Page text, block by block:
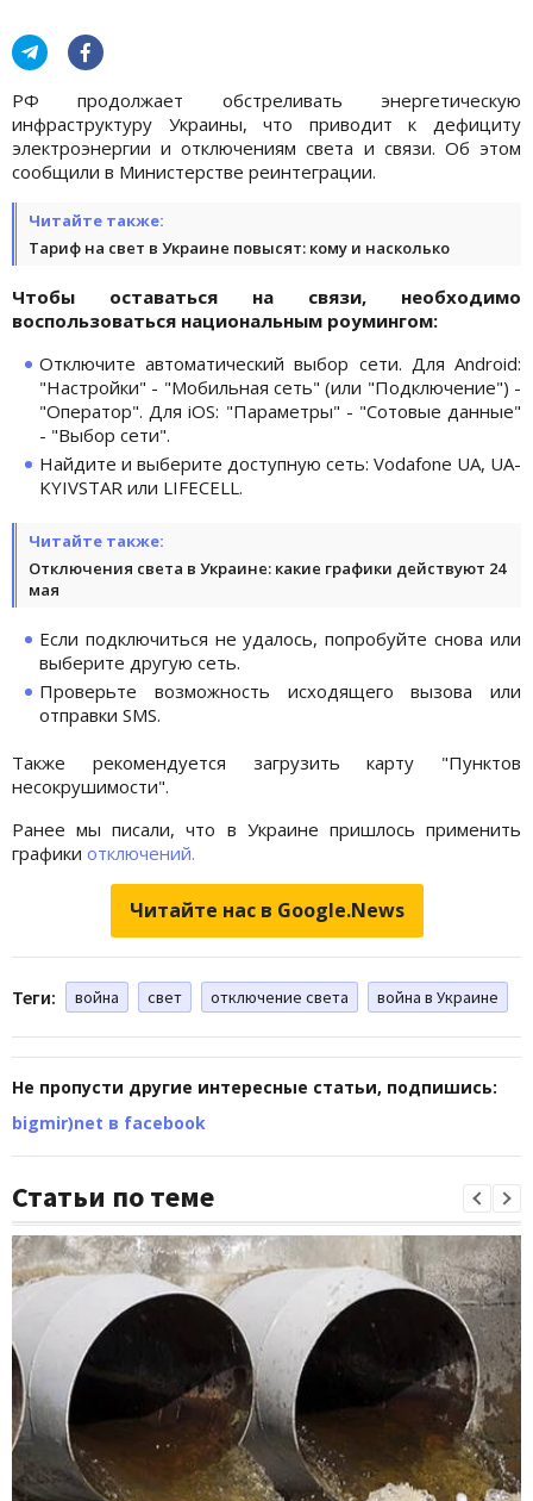
РФ продолжает обстреливать энергетическую
инфраструктуру Украины, что приводит к дефициту
электроэнергии и отключениям света и связи. Об этом
сообщили в Министерстве реинтеграции.
Читайте также:
Тариф на свет в Украине повысят: кому и насколько
Чтобы оставаться на связи, необходимо
воспользоваться национальным роумингом:
Отключите автоматический выбор сети. Для Android:
"Настройки" - "Мобильная сеть" (или "Подключение") -
"Оператор". Для iOS: "Параметры" - "Сотовые данные"
- "Выбор сети".
Найдите и выберите доступную сеть: Vodafone UA, UA-
KYIVSTAR или LIFECELL.
Читайте также:
Отключения света в Украине: какие графики действуют 24
мая
Если подключиться не удалось, попробуйте снова или
выберите другую сеть.
Проверьте возможность исходящего вызова или
отправки SMS.
Также рекомендуется загрузить карту "Пунктов
несокрушимости".
Ранее мы писали, что в Украине пришлось применить
графики отключений.
Читайте нас в Google.News
Теги: война свет отключение света война в Украине
Не пропусти другие интересные статьи, подпишись:
bigmir)net в facebook
Статьи по теме